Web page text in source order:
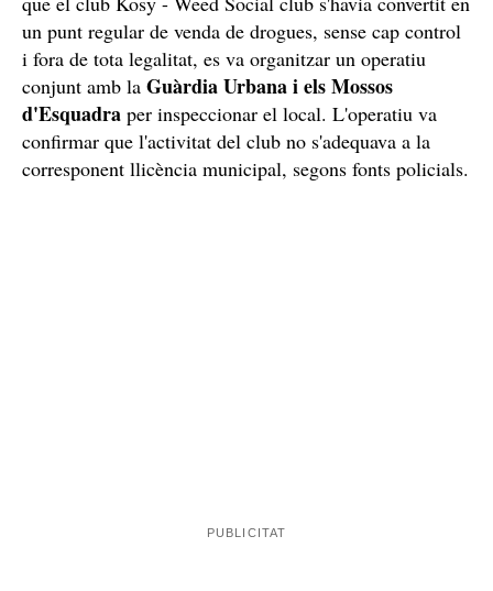
un punt regular de venda de drogues, sense cap control
i fora de tota legalitat, es va organitzar un operatiu
conjunt amb la Guàrdia Urbana i els Mossos
d'Esquadra per inspeccionar el local. L'operatiu va
confirmar que l'activitat del club no s'adequava a la
corresponent llicència municipal, segons fonts policials.